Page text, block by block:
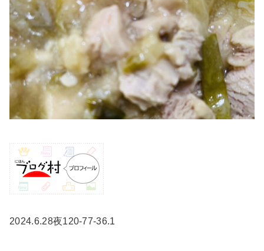
2024.6.28夜120-77-36.1